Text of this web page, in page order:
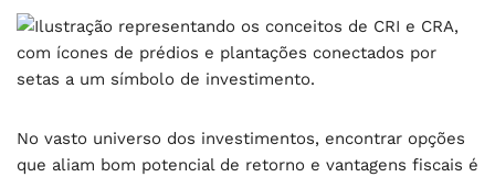
No vasto universo dos investimentos, encontrar opções
que aliam bom potencial de retorno e vantagens fiscais é